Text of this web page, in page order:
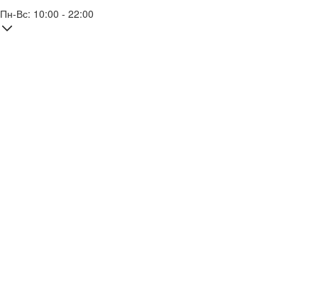
Пн-Вс: 10:00 - 22:00